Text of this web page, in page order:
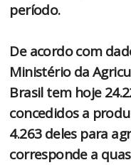
período.
De acordo com
Ministério da
Brasil tem hoje
concedidos a
4.263 deles para
corresponde a